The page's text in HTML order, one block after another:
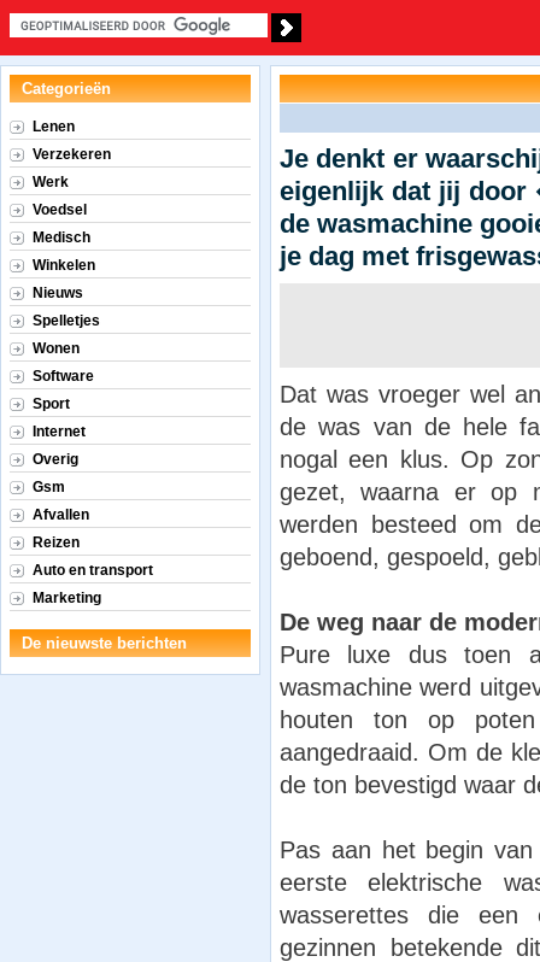
Je denkt er
eigenlijk dat jij
de wasmachine
je dag met
Dat was vroeger wel
de was van de hele
nogal een klus. Op
gezet, waarna er op
werden besteed om
geboend, gespoeld,
De weg naar de
Pure luxe dus toen
wasmachine werd
houten ton op
aangedraaid. Om de
de ton bevestigd waar
Pas aan het begin
eerste elektrische
wasserettes die een
gezinnen betekende
Categorieën
Lenen
Verzekeren
Werk
Voedsel
Medisch
Winkelen
Nieuws
Spelletjes
Wonen
Software
Sport
Internet
Overig
Gsm
Afvallen
Reizen
Auto en transport
Marketing
De nieuwste berichten